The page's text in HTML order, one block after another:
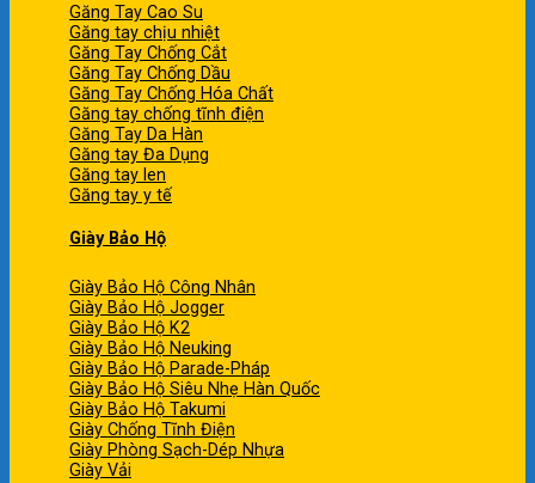
Găng Tay Cao Su
Găng tay chịu nhiệt
Găng Tay Chống Cắt
Găng Tay Chống Dầu
Găng Tay Chống Hóa Chất
Găng tay chống tĩnh điện
Găng Tay Da Hàn
Găng tay Đa Dụng
Găng tay len
Găng tay y tế
Giày Bảo Hộ
Giày Bảo Hộ Công Nhân
Giày Bảo Hộ Jogger
Giày Bảo Hộ K2
Giày Bảo Hộ Neuking
Giày Bảo Hộ Parade-Pháp
Giày Bảo Hộ Siêu Nhẹ Hàn Quốc
Giày Bảo Hộ Takumi
Giày Chống Tĩnh Điện
Giày Phòng Sạch-Dép Nhựa
Giày Vải